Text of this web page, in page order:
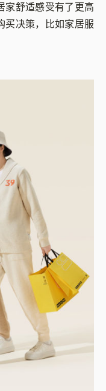
家舒适感受有了更高
买决策，比如家居服